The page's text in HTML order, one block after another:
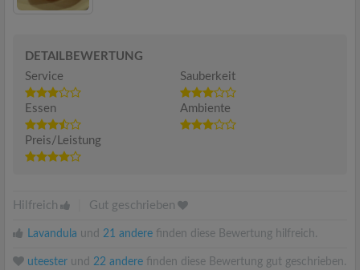
DETAILBEWERTUNG
Service
Sauberkeit
Essen Ambiente
Preis/Leistung
Hilfreich Gut geschrieben
Lavandula und 21 andere finden diese Bewertung hilfreich.
uteester und 22 andere finden diese Bewertung gut geschrieben.